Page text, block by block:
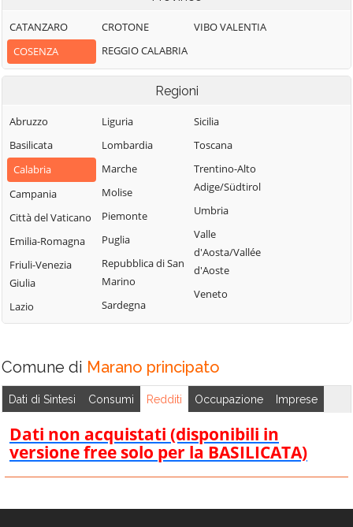
Aprigliano
Belmonte
Calabro
Bianchi
Bisignano
Bocchigliero
Bonifati
Buonvicino
Calopezzati
Cariati
Carolei
Carpanzano
Casali del Manco
Cassano all'Ionio
Piemontese
Lago
Laino Castello
Lappano
Lattarico
Longobardi
Longobucco
Lungro
Luzzi
Mandatoriccio
Mangone
Marano
Marchesato
Marano
Albanese
San Demetrio
Corone
San Donato di
San Giorgio
Albanese
San Giovanni in
Fiore
San Lorenzo
Vallo
San Marco
Argentano
Finita
San Nicola Arcella
CATANZARO
COSENZA
CROTONE
REGGIO CALABRIA
VIBO VALENTIA
Regioni
Abruzzo
Basilicata
Calabria
Campania
Città del Vaticano
Emilia-Romagna
Friuli-Venezia
Giulia
Lazio
Liguria
Lombardia
Marche
Molise
Piemonte
Puglia
Repubblica di San
Marino
Sardegna
Sicilia
Toscana
Trentino-Alto
Adige/Südtirol
Umbria
Valle
d'Aosta/Vallée
d'Aoste
Veneto
Comune di Marano principato
Dati di Sintesi Consumi Redditi Occupazione Imprese
Dati non acquistati (disponibili in
versione free solo per la BASILICATA)